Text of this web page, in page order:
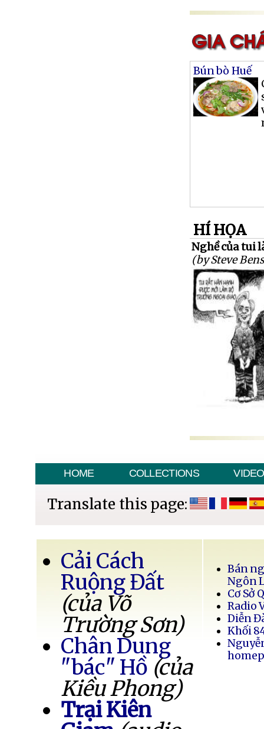
Bún bò Huế
HÍ HỌA
Nghề của tui
(by Steve
HOME COLLECTIONS VIDEO
Translate this page:
Cải Cách
Ruộng Đất
(của Võ
Trường Sơn)
Chân Dung
"bác" Hồ (của
Kiều Phong)
Trại Kiên
Bán
Ngôn
Cơ Sở
Radio
Diễn
Khối